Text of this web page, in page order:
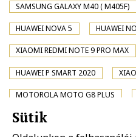
SAMSUNG GALAXY M40 ( M405F)
HUAWEI NOVA 5 HUAWEI
XIAOMI REDMI NOTE 9 PRO MAX
HUAWEI P SMART 2020
MOTOROLA MOTO G8 PLUS
XIAOMI MI 10 5G
Sütik